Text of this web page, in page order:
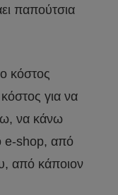
παπούτσια
κόστος
για να
να κάνω
e-shop, από
από κάποιον